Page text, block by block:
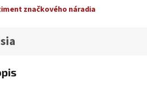
značkového náradia